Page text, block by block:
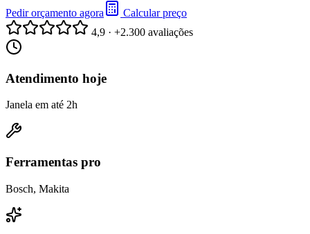
Pedir orçamento agora
Calcular preço
4,9 · +2.300 avaliações
Atendimento hoje
Janela em até 2h
Ferramentas pro
Bosch, Makita